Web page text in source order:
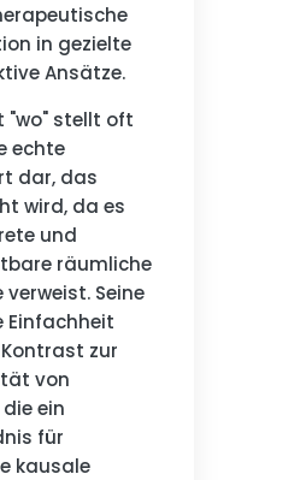
in gezielte
Ansätze.
"wo" stellt oft
echte
dar, das
wird, da es
und
räumliche
verweist. Seine
Einfachheit
zur
von
ein
für
kausale